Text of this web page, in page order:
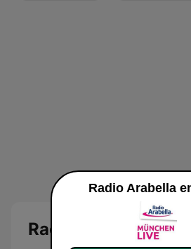
Radio Arabella
Radio Arabella